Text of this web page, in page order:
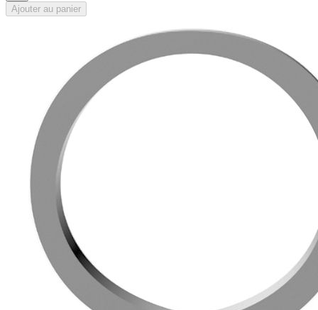
Ajouter au panier